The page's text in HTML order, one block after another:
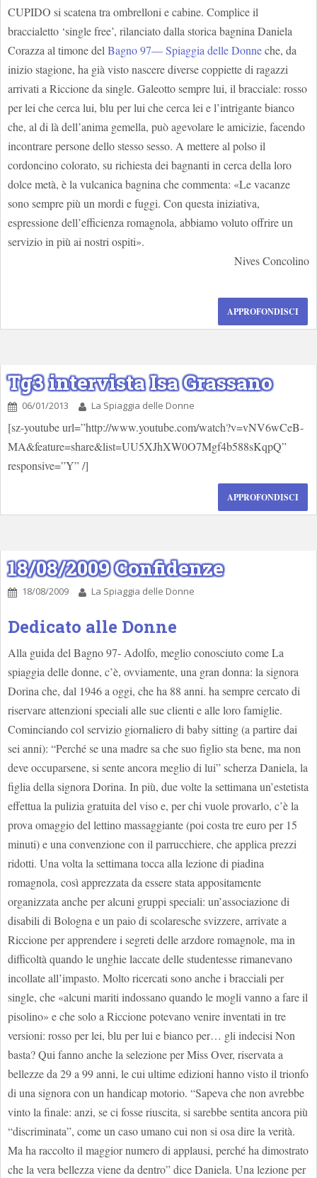
CUPIDO si scatena tra ombrelloni e cabine. Complice il
braccialetto ‘single free’, rilanciato dalla storica bagnina Daniela
Corazza al timone delBagno 97— Spiaggia delle Donneche, da
inizio stagione, ha già visto nascere diverse coppiette di ragazzi
arrivati a Riccione da single. Galeotto sempre lui, il bracciale: rosso
per lei che cerca lui, blu per lui che cerca lei e l’intrigante bianco
che, al di là dell’anima gemella, può agevolare le amicizie, facendo
incontrare persone dello stesso sesso. A mettere al polso il
cordoncino colorato, su richiesta dei bagnanti in cerca della loro
dolce metà, è la vulcanica bagnina che commenta: «Le vacanze
sono sempre più un mordi e fuggi. Con questa iniziativa,
espressione dell’efficienza romagnola, abbiamo voluto offrire un
servizio in più ai nostri ospiti».
Nives Concolino
APPROFONDISCI
Tg3 intervista Isa Grassano
06/01/2013 La Spiaggia delle Donne
[sz-youtube url=”http://www.youtube.com/watch?v=vNV6wCeB-
MA&feature=share&list=UU5XJhXW0O7Mgf4b588sKqpQ”
responsive=”Y” /]
APPROFONDISCI
18/08/2009 Confidenze
18/08/2009 La Spiaggia delle Donne
Dedicato alle Donne
Alla guida del Bagno 97- Adolfo, meglio conosciuto come La
spiaggia delle donne, c’è, ovviamente, una gran donna: la signora
Dorina che, dal 1946 a oggi, che ha 88 anni. ha sempre cercato di
riservare attenzioni speciali alle sue clienti e alle loro famiglie.
Cominciando col servizio giornaliero di baby sitting (a partire dai
sei anni): “Perché se una madre sa che suo figlio sta bene, ma non
deve occuparsene, si sente ancora meglio di lui” scherza Daniela, la
figlia della signora Dorina. In più, due volte la settimana un’estetista
effettua la pulizia gratuita del viso e, per chi vuole provarlo, c’è la
prova omaggio del lettino massaggiante (poi costa tre euro per 15
minuti) e una convenzione con il parrucchiere, che applica prezzi
ridotti. Una volta la settimana tocca alla lezione di piadina
romagnola, così apprezzata da essere stata appositamente
organizzata anche per alcuni gruppi speciali: un’associazione di
disabili di Bologna e un paio di scolaresche svizzere, arrivate a
Riccione per apprendere i segreti delle arzdore romagnole, ma in
difficoltà quando le unghie laccate delle studentesse rimanevano
incollate all’impasto. Molto ricercati sono anche i bracciali per
single, che «alcuni mariti indossano quando le mogli vanno a fare il
pisolino» e che solo a Riccione potevano venire inventati in tre
versioni: rosso per lei, blu per lui e bianco per… gli indecisi Non
basta? Qui fanno anche la selezione per Miss Over, riservata a
bellezze da 29 a 99 anni, le cui ultime edizioni hanno visto il trionfo
di una signora con un handicap motorio. “Sapeva che non avrebbe
vinto la finale: anzi, se ci fosse riuscita, si sarebbe sentita ancora più
“discriminata”, come un caso umano cui non si osa dire la verità.
Ma ha raccolto il maggior numero di applausi, perché ha dimostrato
che la vera bellezza viene da dentro” dice Daniela. Una lezione per